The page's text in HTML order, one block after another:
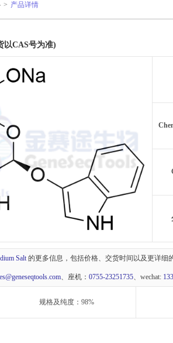
> 产品详情
以CAS号为准)
Salt的更多信息，包括价格、交货时间以及更详细
、座机： 0755-23251735、wechat:
规格及纯度：98%